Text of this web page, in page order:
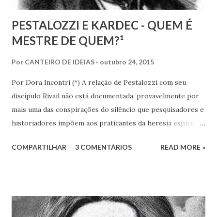
PESTALOZZI E KARDEC - QUEM É
MESTRE DE QUEM?¹
Por CANTEIRO DE IDEIAS outubro 24, 2015
Por Dora Incontri (*) A relação de Pestalozzi com seu
discípulo Rivail não está documentada, provavelmente por
mais uma das conspirações do silêncio que pesquisadores e
historiadores impõem aos praticantes da heresia espírita
de Pestalozzi a amigos, familiares, discípulos, reis,
Pestalozzi a Rivail ou vice-versa. Pestalozzi sonhava
COMPARTILHAR 3 COMENTÁRIOS READ MORE »